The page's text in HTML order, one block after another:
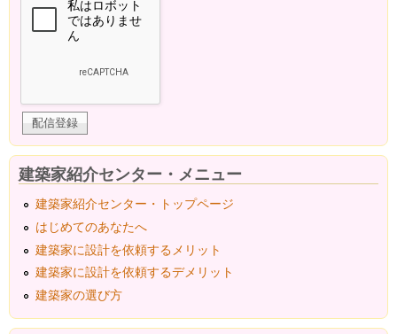
建築家紹介センター・メニュー
建築家紹介センター・トップページ
はじめてのあなたへ
建築家に設計を依頼するメリット
建築家に設計を依頼するデメリット
建築家の選び方